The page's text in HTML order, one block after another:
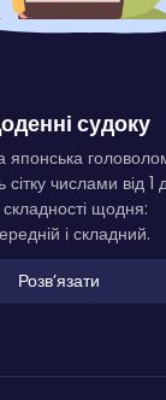
судоку
японська
сітку числами від 1
складності щодня:
і складний.
Розвʼязати